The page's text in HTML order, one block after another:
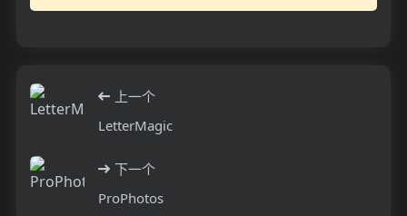
上一个
LetterMagic
下一个
ProPhotos